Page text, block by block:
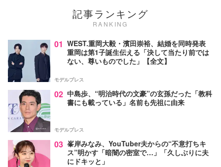
記事ランキング
RANKING
01 WEST.重岡大毅・濱田崇裕、結婚を同時発表
重岡は第1子誕生伝える「決して当たり前では
ない、尊いものでした」【全文】
モデルプレス
02 中島歩、“明治時代の文豪”の玄孫だった「教科
書にも載っている」名前も先祖に由来
モデルプレス
03 峯岸みなみ、YouTuber夫からの“不意打ちキ
ス”明かす「暗闇の密室で…」「久しぶりに夫
にドキッと」